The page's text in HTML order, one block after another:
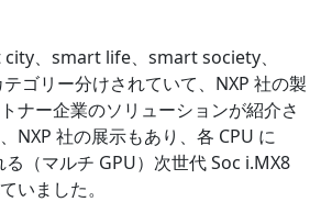
、smart life、smart society、
ゴリー分けされていて、NXP 社の製
ナー企業のソリューションが紹介さ
NXP 社の展示もあり、各 CPU に
（マルチ GPU）次世代 Soc i.MX8
いました。